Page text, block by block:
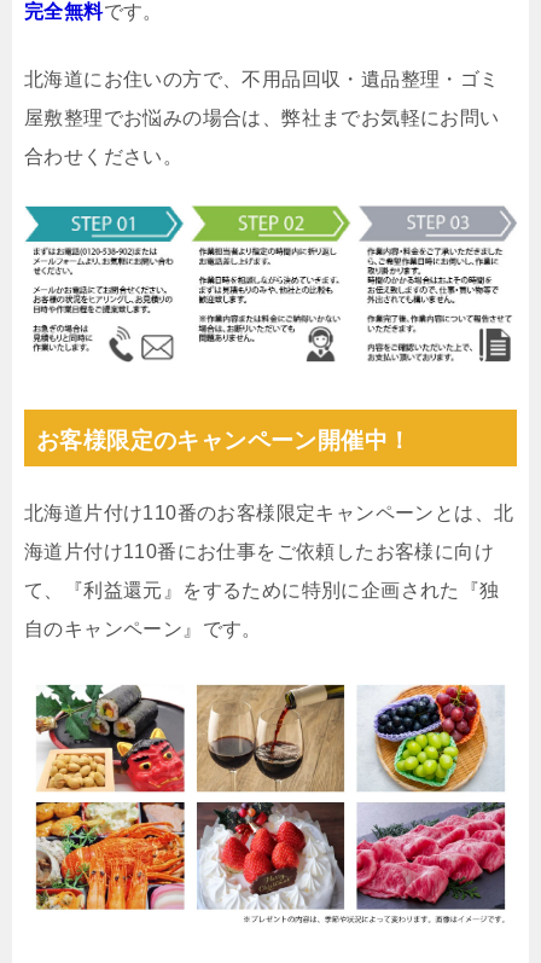
完全無料です。
北海道にお住いの方で、不用品回収・遺品整理・ゴミ
屋敷整理でお悩みの場合は、弊社までお気軽にお問い
合わせください。
お客様限定のキャンペーン開催中！
北海道片付け110番のお客様限定キャンペーンとは、北
海道片付け110番にお仕事をご依頼したお客様に向け
て、『利益還元』をするために特別に企画された『独
自のキャンペーン』です。